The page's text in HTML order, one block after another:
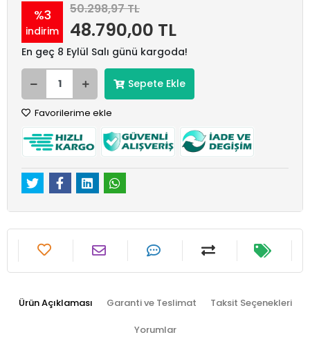
%3
indirim
50.298,97 TL
48.790,00 TL
En geç 8 Eylül Salı günü kargoda!
Sepete Ekle
Favorilerime ekle
Ürün Açıklaması Garanti ve Teslimat Taksit Seçenekleri
Yorumlar